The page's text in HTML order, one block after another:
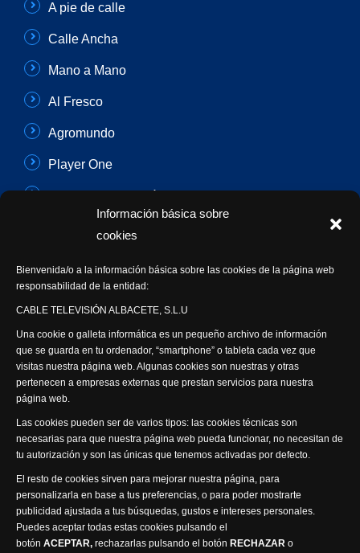
Información básica sobre
cookies
Bienvenida/o a la información básica sobre las cookies de la página web
responsabilidad de la entidad:
CABLE TELEVISIÓN ALBACETE, S.L.U
Una cookie o galleta informática es un pequeño archivo de información
que se guarda en tu ordenador, “smartphone” o tableta cada vez que
visitas nuestra página web. Algunas cookies son nuestras y otras
pertenecen a empresas externas que prestan servicios para nuestra
página web.
Las cookies pueden ser de varios tipos: las cookies técnicas son
necesarias para que nuestra página web pueda funcionar, no necesitan de
tu autorización y son las únicas que tenemos activadas por defecto.
El resto de cookies sirven para mejorar nuestra página, para
personalizarla en base a tus preferencias, o para poder mostrarte
publicidad ajustada a tus búsquedas, gustos e intereses personales.
Puedes aceptar todas estas cookies pulsando el
botón ACEPTAR, rechazarlas pulsando el botón RECHAZAR o
A pie de calle
Calle Ancha
Mano a Mano
Al Fresco
Agromundo
Player One
Síguenos
Política de privacidad
Política de cookies